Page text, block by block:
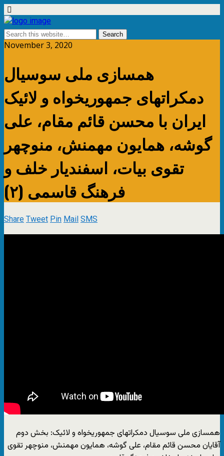
November 3, 2020
همسازی ملی سوسیال
دمکراتهای جمهوریخواه و لائیک
ایران با محسن قائم مقام، علی
گوشه، همایون مهمنش، منوچهر
تقوی بیات، اسفندیار خلف و
فرهنگ قاسمی (۲)
ShareTweetPinMailSMS
همسازی ملی سوسیال دمکراتهای جمهوریخواه و لائیک: بخش دوم
آقایان محسن قائم مقام، علی گوشه، همایون مهمنش، منوچهر تقوی